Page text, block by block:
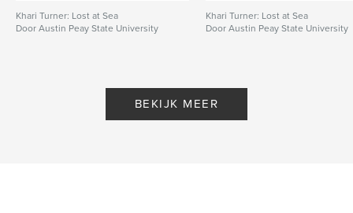
Khari Turner: Lost at Sea
Door Austin Peay State University
Khari Turner: Lost at Sea
Door Austin Peay State University
BEKIJK MEER